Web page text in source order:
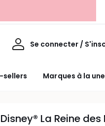
sellers Marques à la une
Se connecter /
Mon
La Reine des